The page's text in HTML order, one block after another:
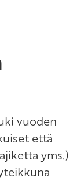
vuoden
että
yms.)